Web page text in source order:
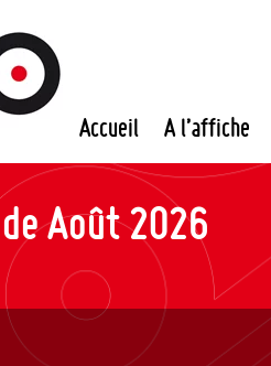
Accueil A l’affiche
Août 2026